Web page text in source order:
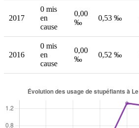
2017
0 mis
en
cause
0,00
‰
0,53 ‰
2016
0 mis
en
cause
0,00
‰
0,52 ‰